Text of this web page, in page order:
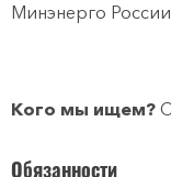
Минэнерго
Кого мы ищем?
Обязанности